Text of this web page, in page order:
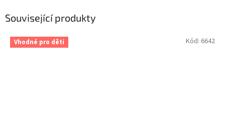
Související produkty
Vhodné pro děti Kód: 6642